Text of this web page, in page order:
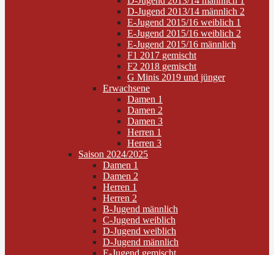
D-Jugend 2013/14 männlich 2
E-Jugend 2015/16 weiblich 1
E-Jugend 2015/16 weiblich 2
E-Jugend 2015/16 männlich
F1 2017 gemischt
F2 2018 gemischt
G Minis 2019 und jünger
Erwachsene
Damen 1
Damen 2
Damen 3
Herren 1
Herren 3
Saison 2024/2025
Damen 1
Damen 2
Herren 1
Herren 2
B-Jugend männlich
C-Jugend weiblich
D-Jugend weiblich
D-Jugend männlich
E-Jugend gemischt